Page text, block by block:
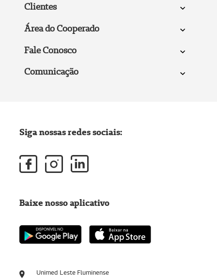
Clientes
Área do Cooperado
Fale Conosco
Comunicação
Unimed Leste Fluminense
Siga nossas redes sociais:
Baixe nosso aplicativo